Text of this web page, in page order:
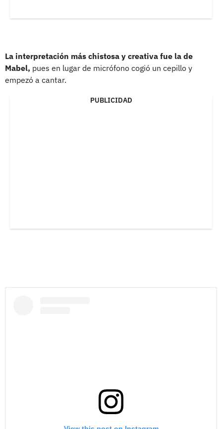
La interpretación más chistosa y creativa fue la de
Mabel, pues en lugar de micrófono cogió un cepillo y
empezó a cantar.
PUBLICIDAD